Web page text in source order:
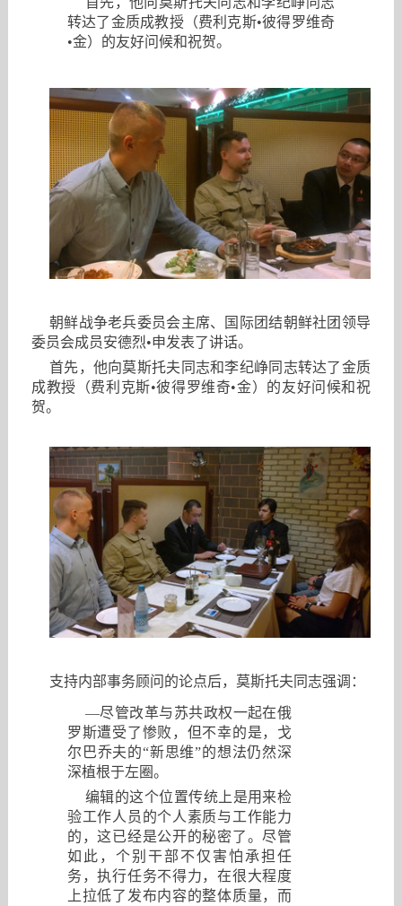
转达了金质成教授（费利克斯•彼得罗维奇
•金）的友好问候和祝贺。
朝鲜战争老兵委员会主席、国际团结朝鲜社团领导
委员会成员安德烈•申发表了讲话。
首先，他向莫斯托夫同志和李纪峥同志转达了金质
成教授（费利克斯•彼得罗维奇•金）的友好问候和祝
贺。
支持内部事务顾问的论点后，莫斯托夫同志强调：
—尽管改革与苏共政权一起在俄
罗斯遭受了惨败，但不幸的是，戈
尔巴乔夫的“新思维”的想法仍然深
深植根于左圈。
编辑的这个位置传统上是用来检
验工作人员的个人素质与工作能力
的，这已经是公开的秘密了。尽管
如此，个别干部不仅害怕承担任
务，执行任务不得力，在很大程度
上拉低了发布内容的整体质量，而